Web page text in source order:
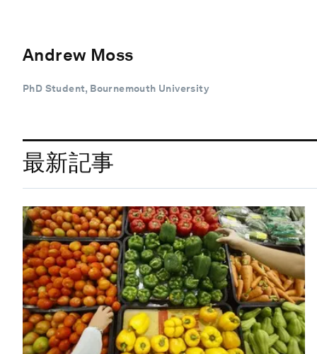
Andrew Moss
PhD Student, Bournemouth University
最新記事